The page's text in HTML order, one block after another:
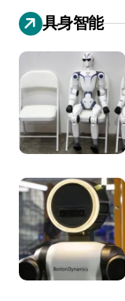
具身智能